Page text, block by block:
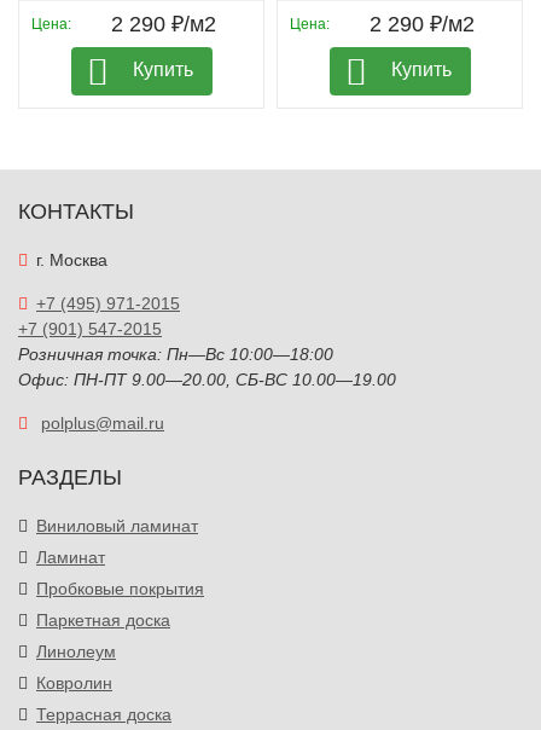
Цена: 2 290 ₽/м2
Купить
Цена: 2 290 ₽/м2
Купить
КОНТАКТЫ
г. Москва
+7 (495) 971-2015
+7 (901) 547-2015
Розничная точка: Пн—Вс 10:00—18:00
Офис: ПН-ПТ 9.00—20.00, СБ-ВС 10.00—19.00
polplus@mail.ru
РАЗДЕЛЫ
Виниловый ламинат
Ламинат
Пробковые покрытия
Паркетная доска
Линолеум
Ковролин
Террасная доска